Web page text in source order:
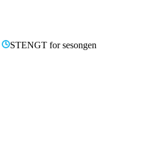
STENGT for sesongen